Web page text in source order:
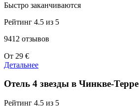
Быстро заканчиваются
Рейтинг 4.5 из 5
9412 отзывов
Цены
от
От 29 €
Детальнее
Отель 4 звезды в Чинкве-Терре
Рейтинг 4.5 из 5